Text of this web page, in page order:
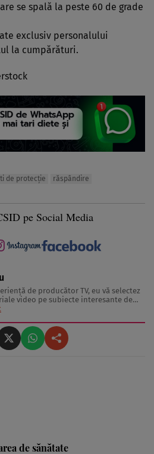
se spală la peste 60 de grade
exclusiv personalului
la cumpărături.
de protecţie răspândire
pe Social Media
de producător TV, eu vă selectez
video pe subiecte interesante de
în clipuri video marca “Stiai ca”.
de sănătate